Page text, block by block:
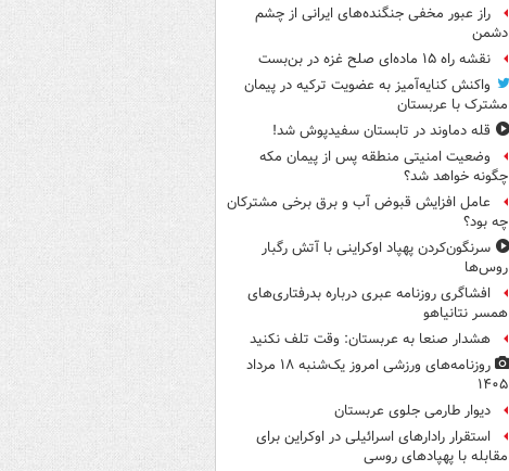
راز عبور مخفی جنگنده‌های ایرانی از چشم
دشمن
نقشه راه ۱۵ ماده‌ای صلح غزه در بن‌بست
واکنش کنایه‌آمیز به عضویت ترکیه در پیمان
مشترک با عربستان
قله دماوند در تابستان سفیدپوش شد!
وضعیت امنیتی منطقه پس از پیمان مکه
چگونه خواهد شد؟
عامل افزایش قبوض آب و برق برخی مشترکان
چه بود؟
سرنگون‌کردن پهپاد اوکراینی با آتش رگبار
روس‌ها
افشاگری روزنامه عبری درباره بدرفتاری‌های
همسر نتانیاهو
هشدار صنعا به عربستان: وقت تلف نکنید
روزنامه‌های ورزشی امروز یک‌شنبه ۱۸ مرداد
۱۴۰۵
دیوار طارمی جلوی عربستان
استقرار رادارهای اسرائیلی در اوکراین برای
مقابله با پهپادهای روسی